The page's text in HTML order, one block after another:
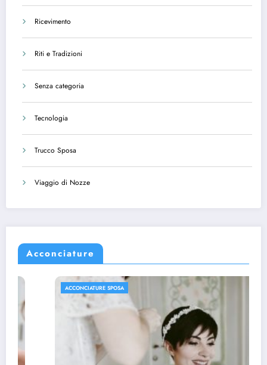
Ricevimento
Riti e Tradizioni
Senza categoria
Tecnologia
Trucco Sposa
Viaggio di Nozze
Acconciature
ACCONCIATURE SPOSA